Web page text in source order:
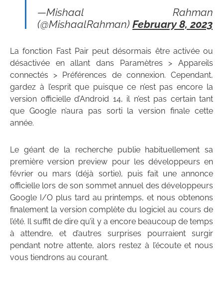
—Mishaal Rahman
(@MishaalRahman) February 8, 2023
La fonction Fast Pair peut désormais être activée ou
désactivée en allant dans Paramètres > Appareils
connectés > Préférences de connexion. Cependant,
gardez à l’esprit que puisque ce n’est pas encore la
version officielle d’Android 14, il n’est pas certain tant
que Google n’aura pas sorti la version finale cette
année.
Le géant de la recherche publie habituellement sa
première version preview pour les développeurs en
février ou mars (déjà sortie), puis fait une annonce
officielle lors de son sommet annuel des développeurs
Google I/O plus tard au printemps, et nous obtenons
finalement la version complète du logiciel au cours de
l’été. Il suffit de dire qu’il y a encore beaucoup de temps
à attendre, et d’autres surprises pourraient surgir
pendant notre attente, alors restez à l’écoute et nous
vous tiendrons au courant.